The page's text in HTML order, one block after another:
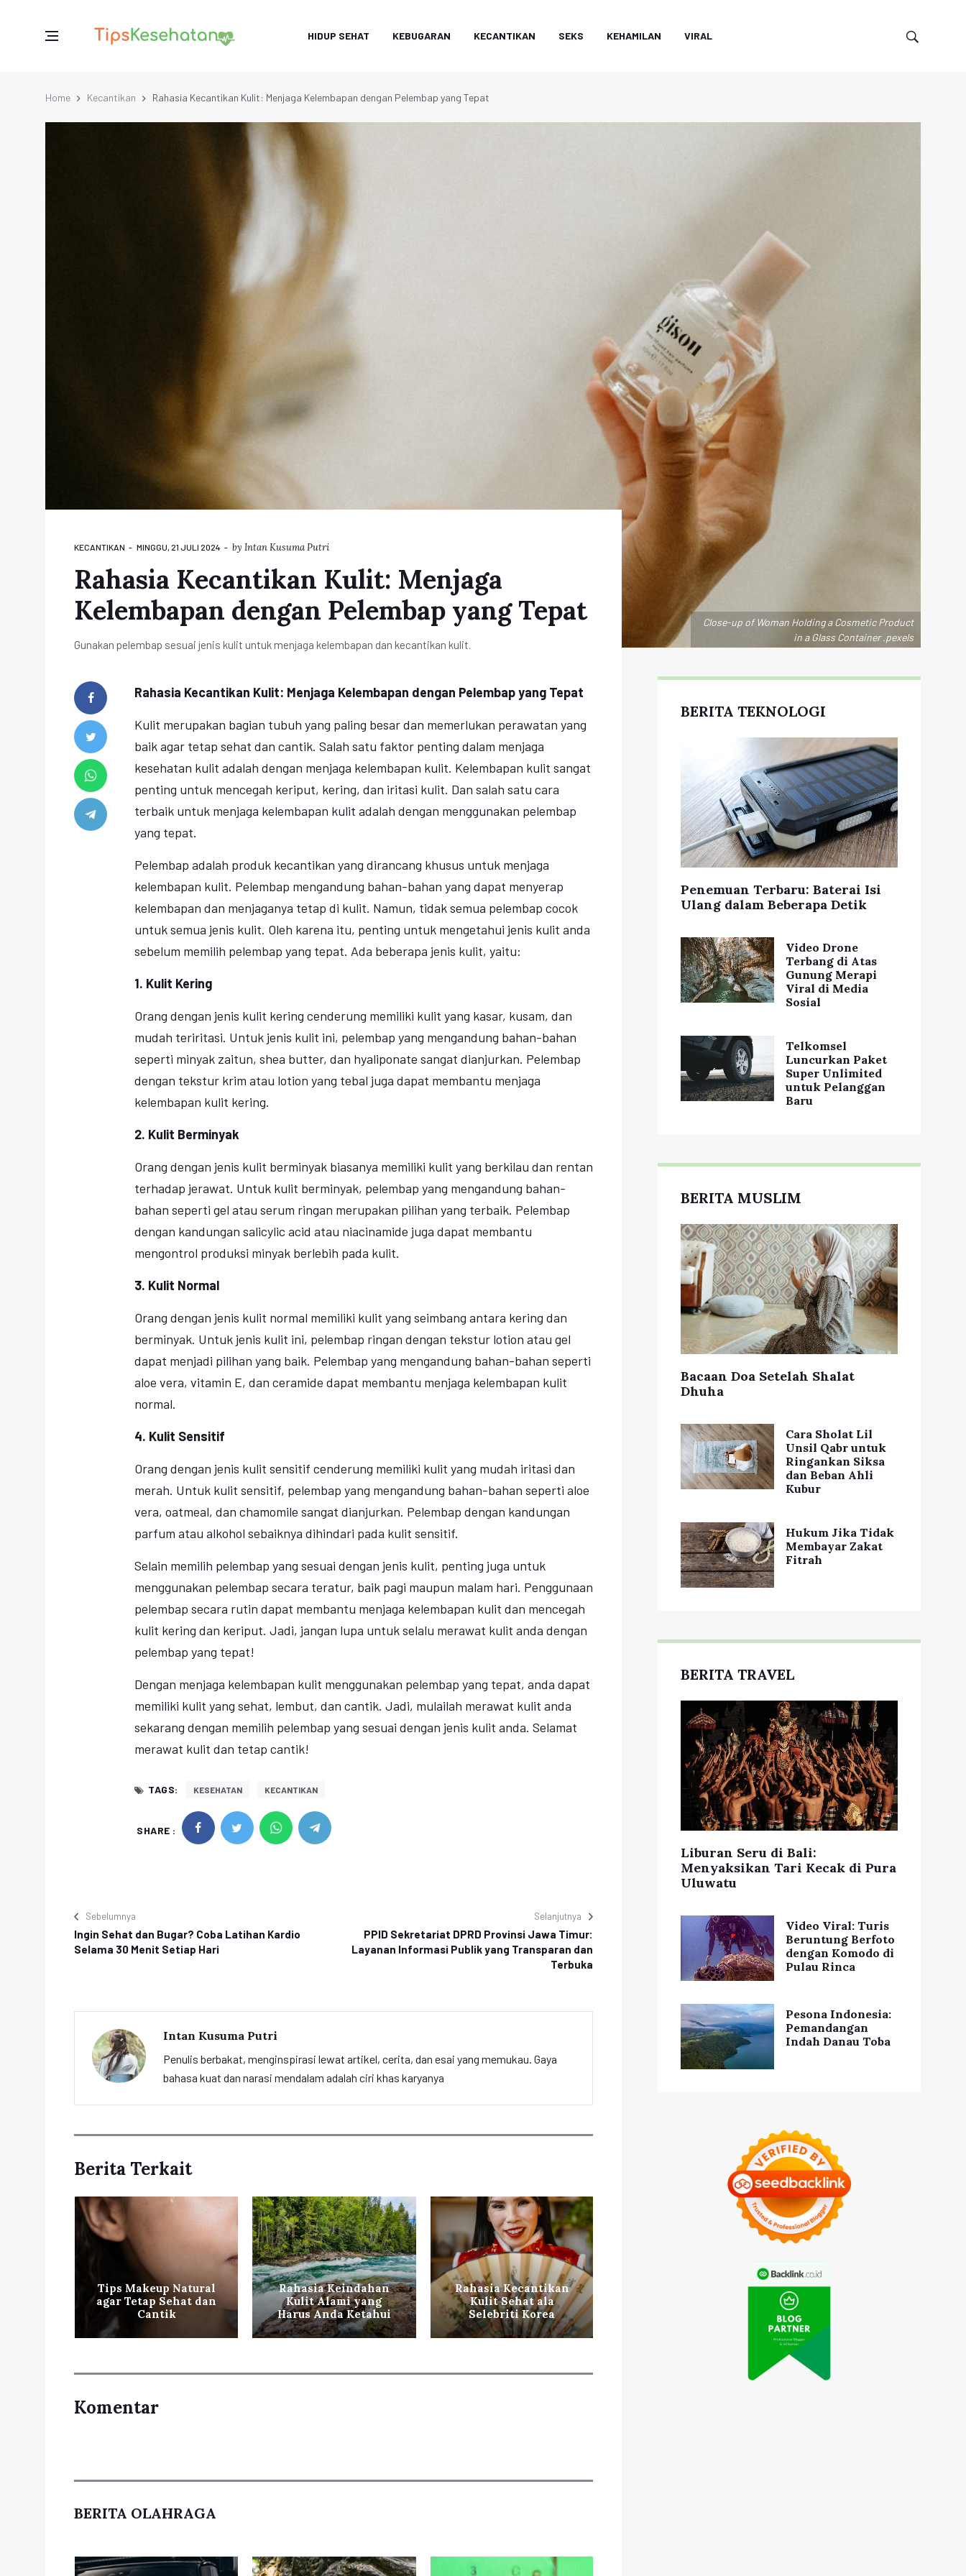
HIDUP SEHAT KEBUGARAN KECANTIKAN SEKS KEHAMILAN VIRAL
Home Kecantikan Rahasia Kecantikan Kulit: Menjaga Kelembapan dengan Pelembap yang Tepat
Close-up of Woman Holding a Cosmetic Product
in a Glass Container .pexels
KECANTIKAN MINGGU, 21 JULI 2024 by Intan Kusuma Putri
Rahasia Kecantikan Kulit: Menjaga
Kelembapan dengan Pelembap yang Tepat
Gunakan pelembap sesuai jenis kulit untuk menjaga kelembapan dan kecantikan kulit.
Rahasia Kecantikan Kulit: Menjaga Kelembapan dengan Pelembap yang Tepat
Kulit merupakan bagian tubuh yang paling besar dan memerlukan perawatan yang
baik agar tetap sehat dan cantik. Salah satu faktor penting dalam menjaga
kesehatan kulit adalah dengan menjaga kelembapan kulit. Kelembapan kulit sangat
penting untuk mencegah keriput, kering, dan iritasi kulit. Dan salah satu cara
terbaik untuk menjaga kelembapan kulit adalah dengan menggunakan pelembap
yang tepat.
Pelembap adalah produk kecantikan yang dirancang khusus untuk menjaga
kelembapan kulit. Pelembap mengandung bahan-bahan yang dapat menyerap
kelembapan dan menjaganya tetap di kulit. Namun, tidak semua pelembap cocok
untuk semua jenis kulit. Oleh karena itu, penting untuk mengetahui jenis kulit anda
sebelum memilih pelembap yang tepat. Ada beberapa jenis kulit, yaitu:
1. Kulit Kering
Orang dengan jenis kulit kering cenderung memiliki kulit yang kasar, kusam, dan
mudah teriritasi. Untuk jenis kulit ini, pelembap yang mengandung bahan-bahan
seperti minyak zaitun, shea butter, dan hyaliponate sangat dianjurkan. Pelembap
dengan tekstur krim atau lotion yang tebal juga dapat membantu menjaga
kelembapan kulit kering.
2. Kulit Berminyak
Orang dengan jenis kulit berminyak biasanya memiliki kulit yang berkilau dan rentan
terhadap jerawat. Untuk kulit berminyak, pelembap yang mengandung bahan-
bahan seperti gel atau serum ringan merupakan pilihan yang terbaik. Pelembap
dengan kandungan salicylic acid atau niacinamide juga dapat membantu
mengontrol produksi minyak berlebih pada kulit.
3. Kulit Normal
Orang dengan jenis kulit normal memiliki kulit yang seimbang antara kering dan
berminyak. Untuk jenis kulit ini, pelembap ringan dengan tekstur lotion atau gel
dapat menjadi pilihan yang baik. Pelembap yang mengandung bahan-bahan seperti
aloe vera, vitamin E, dan ceramide dapat membantu menjaga kelembapan kulit
normal.
4. Kulit Sensitif
Orang dengan jenis kulit sensitif cenderung memiliki kulit yang mudah iritasi dan
merah. Untuk kulit sensitif, pelembap yang mengandung bahan-bahan seperti aloe
vera, oatmeal, dan chamomile sangat dianjurkan. Pelembap dengan kandungan
parfum atau alkohol sebaiknya dihindari pada kulit sensitif.
Selain memilih pelembap yang sesuai dengan jenis kulit, penting juga untuk
menggunakan pelembap secara teratur, baik pagi maupun malam hari. Penggunaan
pelembap secara rutin dapat membantu menjaga kelembapan kulit dan mencegah
kulit kering dan keriput. Jadi, jangan lupa untuk selalu merawat kulit anda dengan
pelembap yang tepat!
Dengan menjaga kelembapan kulit menggunakan pelembap yang tepat, anda dapat
memiliki kulit yang sehat, lembut, dan cantik. Jadi, mulailah merawat kulit anda
sekarang dengan memilih pelembap yang sesuai dengan jenis kulit anda. Selamat
merawat kulit dan tetap cantik!
TAGS: KESEHATAN KECANTIKAN
SHARE :
Sebelumnya
Ingin Sehat dan Bugar? Coba Latihan Kardio
Selama 30 Menit Setiap Hari
Selanjutnya
PPID Sekretariat DPRD Provinsi Jawa Timur:
Layanan Informasi Publik yang Transparan dan
Terbuka
Intan Kusuma Putri
Penulis berbakat, menginspirasi lewat artikel, cerita, dan esai yang memukau. Gaya
bahasa kuat dan narasi mendalam adalah ciri khas karyanya
Berita Terkait
Tips Makeup Natural
agar Tetap Sehat dan
Cantik
Rahasia Keindahan
Kulit Alami yang
Harus Anda Ketahui
Rahasia Kecantikan
Kulit Sehat ala
Selebriti Korea
Tips Makeup Natural
Rahasia Keindahan
Komentar
BERITA OLAHRAGA
BERITA TEKNOLOGI
Penemuan Terbaru: Baterai Isi
Ulang dalam Beberapa Detik
Video Drone
Terbang di Atas
Gunung Merapi
Viral di Media
Sosial
Telkomsel
Luncurkan Paket
Super Unlimited
untuk Pelanggan
Baru
BERITA MUSLIM
Bacaan Doa Setelah Shalat
Dhuha
Cara Sholat Lil
Unsil Qabr untuk
Ringankan Siksa
dan Beban Ahli
Kubur
Hukum Jika Tidak
Membayar Zakat
Fitrah
BERITA TRAVEL
Liburan Seru di Bali:
Menyaksikan Tari Kecak di Pura
Uluwatu
Video Viral: Turis
Beruntung Berfoto
dengan Komodo di
Pulau Rinca
Pesona Indonesia:
Pemandangan
Indah Danau Toba